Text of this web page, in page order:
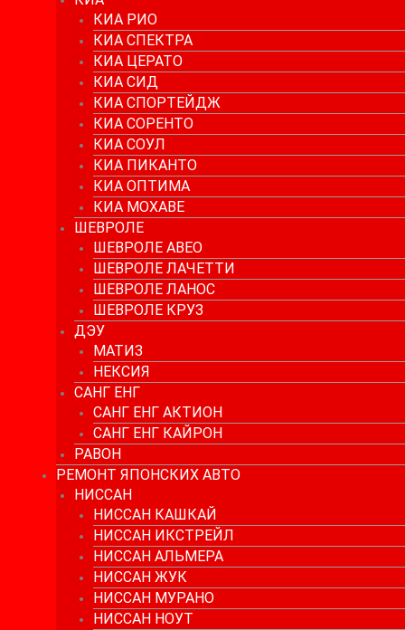
КИА РИО
КИА СПЕКТРА
КИА ЦЕРАТО
КИА СИД
КИА СПОРТЕЙДЖ
КИА СОРЕНТО
КИА СОУЛ
КИА ПИКАНТО
КИА ОПТИМА
КИА МОХАВЕ
ШЕВРОЛЕ
ШЕВРОЛЕ АВЕО
ШЕВРОЛЕ ЛАЧЕТТИ
ШЕВРОЛЕ ЛАНОС
ШЕВРОЛЕ КРУЗ
ДЭУ
МАТИЗ
НЕКСИЯ
САНГ ЕНГ
САНГ ЕНГ АКТИОН
САНГ ЕНГ КАЙРОН
РАВОН
РЕМОНТ ЯПОНСКИХ АВТО
НИССАН
НИССАН КАШКАЙ
НИССАН ИКСТРЕЙЛ
НИССАН АЛЬМЕРА
НИССАН ЖУК
НИССАН МУРАНО
НИССАН НОУТ